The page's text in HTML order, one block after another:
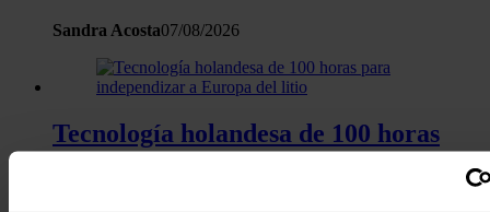
Sandra Acosta07/08/2026
Tecnología holandesa de 100 horas